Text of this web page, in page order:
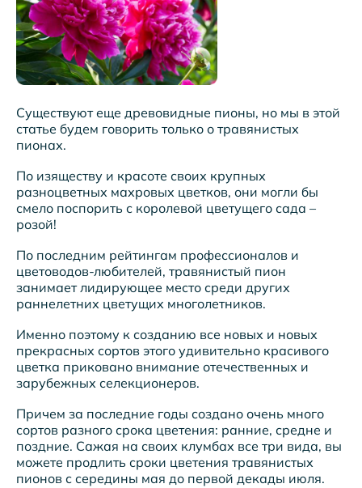
Существуют еще древовидные пионы, но мы в этой
статье будем говорить только о травянистых
пионах.
По изяществу и красоте своих крупных
разноцветных махровых цветков, они могли бы
смело поспорить с королевой цветущего сада –
розой!
По последним рейтингам профессионалов и
цветоводов-любителей, травянистый пион
занимает лидирующее место среди других
раннелетних цветущих многолетников.
Именно поэтому к созданию все новых и новых
прекрасных сортов этого удивительно красивого
цветка приковано внимание отечественных и
зарубежных селекционеров.
Причем за последние годы создано очень много
сортов разного срока цветения: ранние, средне и
поздние. Сажая на своих клумбах все три вида, вы
можете продлить сроки цветения травянистых
пионов с середины мая до первой декады июля.